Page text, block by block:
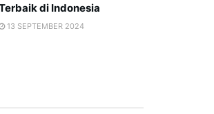
di Indonesia
13 SEPTEMBER 2024